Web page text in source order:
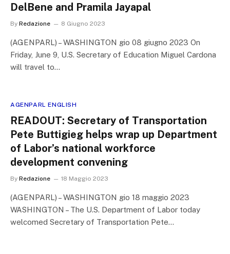
DelBene and Pramila Jayapal
By Redazione 8 Giugno 2023
(AGENPARL) – WASHINGTON gio 08 giugno 2023 On
Friday, June 9, U.S. Secretary of Education Miguel Cardona
will travel to…
AGENPARL ENGLISH
READOUT: Secretary of Transportation
Pete Buttigieg helps wrap up Department
of Labor’s national workforce
development convening
By Redazione 18 Maggio 2023
(AGENPARL) – WASHINGTON gio 18 maggio 2023
WASHINGTON – The U.S. Department of Labor today
welcomed Secretary of Transportation Pete…